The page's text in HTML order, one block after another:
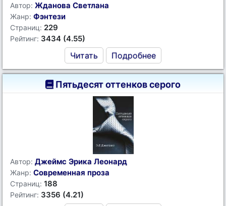
Автор: Жданова Светлана
Жанр: Фэнтези
Страниц: 229
Рейтинг: 3434 (4.55)
Читать Подробнее
Пятьдесят оттенков серого
Автор: Джеймс Эрика Леонард
Жанр: Современная проза
Страниц: 188
Рейтинг: 3356 (4.21)